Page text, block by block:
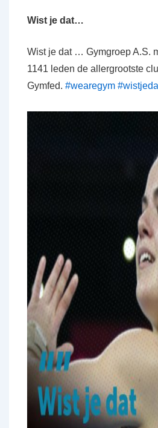
Wist je dat…
Wist je dat … Gymgroep A.S.
1141 leden de allergrootste
Gymfed. #wearegym